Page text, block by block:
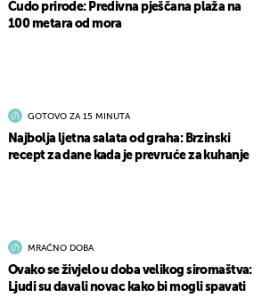
Čudo prirode: Predivna pješčana plaža na
100 metara od mora
GOTOVO ZA 15 MINUTA
Najbolja ljetna salata od graha: Brzinski
recept za dane kada je prevruće za kuhanje
MRAČNO DOBA
Ovako se živjelo u doba velikog siromaštva:
Ljudi su davali novac kako bi mogli spavati